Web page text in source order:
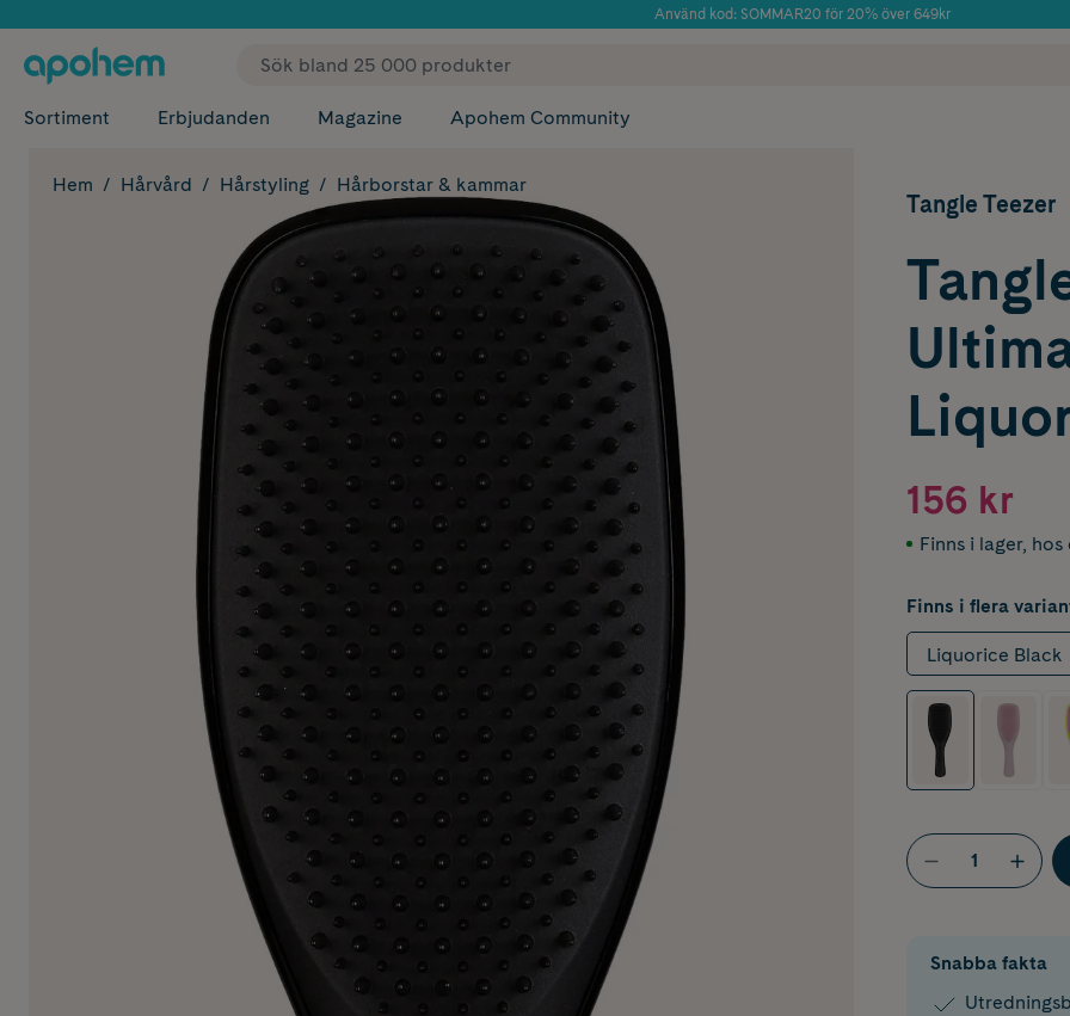
Använd kod: SOMMAR20 för 20% över 649kr
✓ Fri frakt
Sortiment Erbjudanden Magazine Apohem Community
Hem Hårvård Hårstyling Hårborstar & kammar
Tangle Teezer
156 kr
Finns i lager, hos
Finns i flera
Liquorice Black
Snabba fakta